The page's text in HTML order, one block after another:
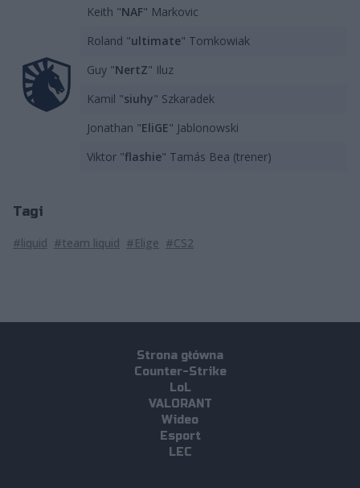
Keith "NAF" Markovic
Roland "ultimate" Tomkowiak
Guy "NertZ" Iluz
Kamil "siuhy" Szkaradek
Jonathan "EliGE" Jablonowski
Viktor "flashie" Tamás Bea (trener)
Tagi
#liquid #team liquid #Elige #CS2
Strona główna
Counter-Strike
LoL
VALORANT
Wideo
Esport
LEC